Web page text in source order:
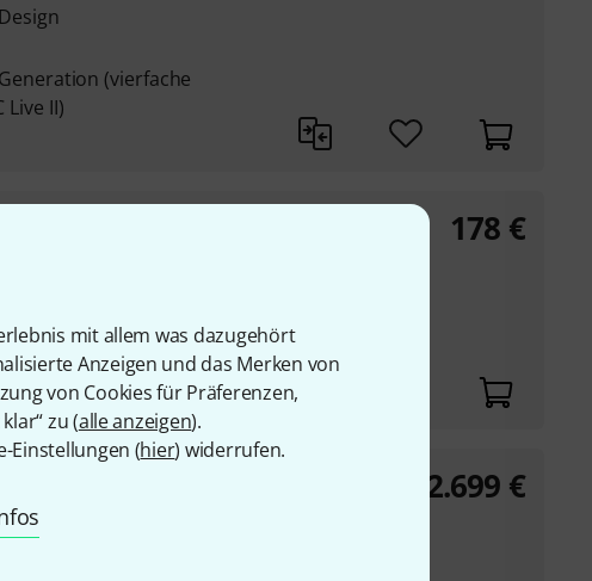
mit allem was dazugehört
Anzeigen und das Merken von
von Cookies für Präferenzen,
zu (alle anzeigen).
Einstellungen (hier) widerrufen.
(vierfache
Live II)
178 €
2.699 €